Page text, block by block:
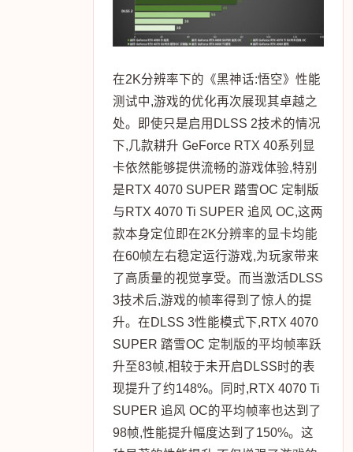
在2K分辨率下的《黑神话:悟空》性能
测试中,游戏的优化再次展现其卓越之
处。即使只是启用DLSS 2技术的情况
下,几款耕升 GeForce RTX 40系列显
卡依然能够提供流畅的游戏体验,特别
是RTX 4070 SUPER 踏雪OC 定制版
与RTX 4070 Ti SUPER 追风 OC,这两
款本身定位即在2K分辨率的显卡均能
在60帧左右稳定运行游戏,为玩家带来
了高质量的视觉享受。而当激活DLSS
3技术后,游戏的帧率得到了惊人的提
升。在DLSS 3性能模式下,RTX 4070
SUPER 踏雪OC 定制版的平均帧率跃
升至83帧,相较于未开启DLSS时的表
现提升了约148%。同时,RTX 4070 Ti
SUPER 追风 OC的平均帧率也达到了
98帧,性能提升幅度达到了150%。这